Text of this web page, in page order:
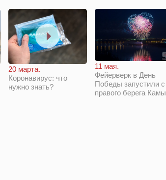
20 марта.
Коронавирус: что
нужно знать?
11 мая.
Фейерверк в День
Победы запустили с
правого берега Камы